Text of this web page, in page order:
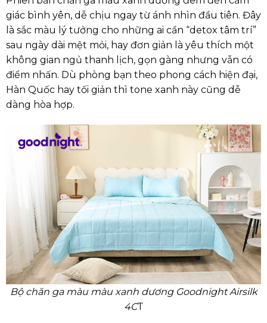
giác bình yên, dễ chịu ngay từ ánh nhìn đầu tiên. Đây
là sắc màu lý tưởng cho những ai cần “detox tâm trí”
sau ngày dài mệt mỏi, hay đơn giản là yêu thích một
không gian ngủ thanh lịch, gọn gàng nhưng vẫn có
điểm nhấn. Dù phòng bạn theo phong cách hiện đại,
Hàn Quốc hay tối giản thì tone xanh này cũng dễ
dàng hòa hợp.
Bộ chăn ga màu màu xanh dương Goodnight Airsilk
4CT